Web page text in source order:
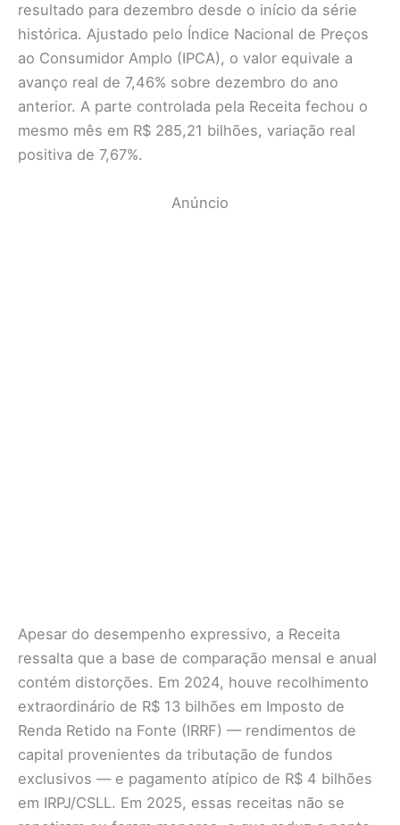
resultado para dezembro desde o início da série
histórica. Ajustado pelo Índice Nacional de Preços
ao Consumidor Amplo (IPCA), o valor equivale a
avanço real de 7,46% sobre dezembro do ano
anterior. A parte controlada pela Receita fechou o
mesmo mês em R$ 285,21 bilhões, variação real
positiva de 7,67%.
Anúncio
Apesar do desempenho expressivo, a Receita
ressalta que a base de comparação mensal e anual
contém distorções. Em 2024, houve recolhimento
extraordinário de R$ 13 bilhões em Imposto de
Renda Retido na Fonte (IRRF) — rendimentos de
capital provenientes da tributação de fundos
exclusivos — e pagamento atípico de R$ 4 bilhões
em IRPJ/CSLL. Em 2025, essas receitas não se